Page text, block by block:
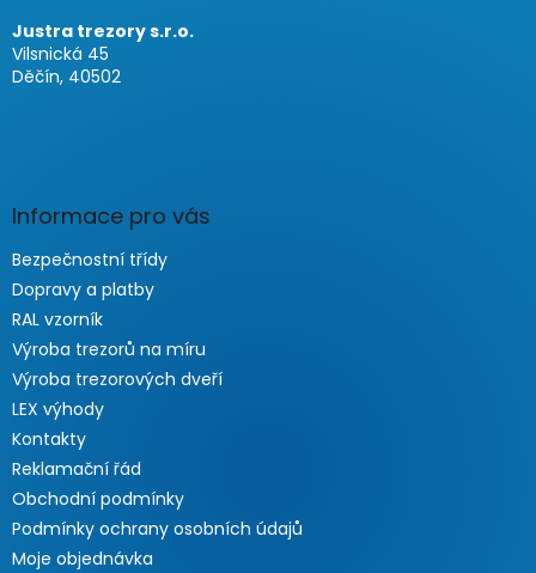
Justra trezory s.r.o.
Vilsnická 45
Děčín, 40502
Informace pro vás
Bezpečnostní třídy
Dopravy a platby
RAL vzorník
Výroba trezorů na míru
Výroba trezorových dveří
LEX výhody
Kontakty
Reklamační řád
Obchodní podmínky
Podmínky ochrany osobních údajů
Moje objednávka